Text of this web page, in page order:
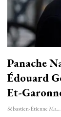
Panache
Édouard
Et-
Sébastien-Étienne Marechal